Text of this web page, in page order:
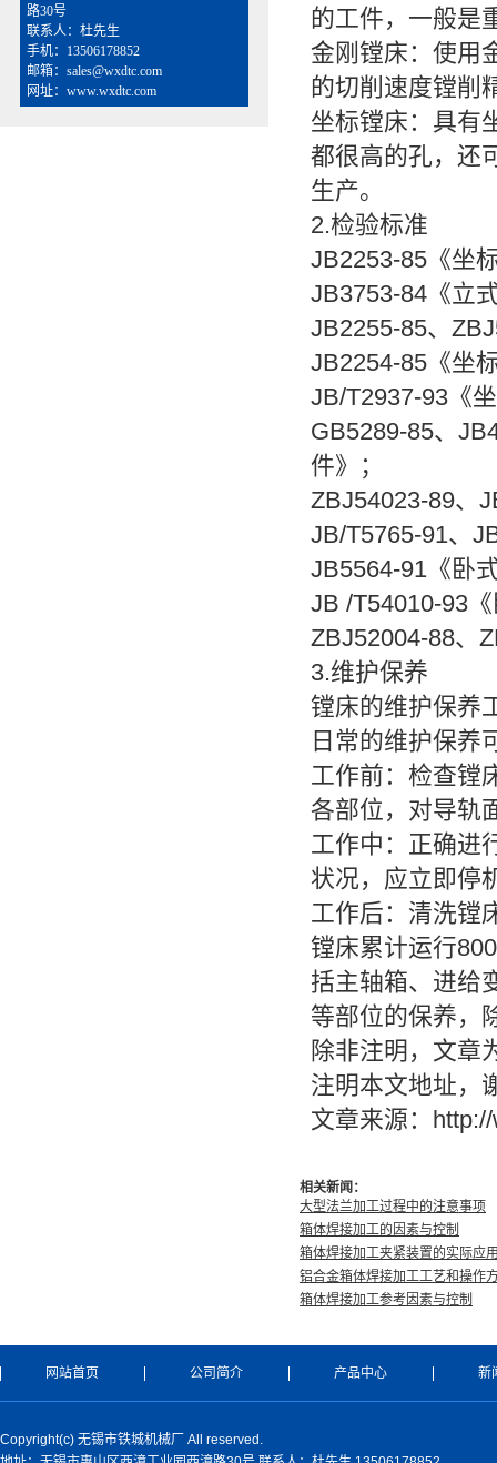
路30号
联系人：杜先生
手机：13506178852
邮箱：sales@wxdtc.com
网址：www.wxdtc.com
的工件，一般是
金刚镗床：使用
的切削速度镗削
坐标镗床：具有
都很高的孔，还
生产。
2.检验标准
JB2253-85《坐
JB3753-84《立
JB2255-85、
JB2254-85《坐
JB/T2937-93《
GB5289-85、
件》；
ZBJ54023-89、
JB/T5765-91、
JB5564-91《卧
JB /T54010-93
ZBJ52004-88、
3.维护保养
镗床的维护保养
日常的维护保养
工作前：检查镗
各部位，对导轨
工作中：正确进
状况，应立即停
工作后：清洗镗
镗床累计运行
括主轴箱、进给
等部位的保养，
除非注明，文章
注明本文地址，
文章来源：
相关新闻：
大型法兰加工过程中的注意事项
箱体焊接加工的因素与控制
箱体焊接加工夹紧装置的实际应
铝合金箱体焊接加工工艺和操作
箱体焊接加工参考因素与控制
网站首页 公司简介 产品中心 新
Copyright(c) 无锡市铁城机械厂 All reserved.